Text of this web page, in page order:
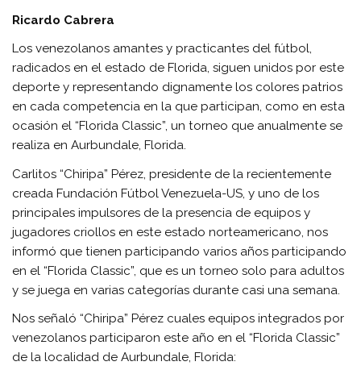
Ricardo Cabrera
Los venezolanos amantes y practicantes del fútbol,
radicados en el estado de Florida, siguen unidos por este
deporte y representando dignamente los colores patrios
en cada competencia en la que participan, como en esta
ocasión el “Florida Classic”, un torneo que anualmente se
realiza en Aurbundale, Florida.
Carlitos “Chiripa” Pérez, presidente de la recientemente
creada Fundación Fútbol Venezuela-US, y uno de los
principales impulsores de la presencia de equipos y
jugadores criollos en este estado norteamericano, nos
informó que tienen participando varios años participando
en el “Florida Classic”, que es un torneo solo para adultos
y se juega en varias categorías durante casi una semana.
Nos señaló “Chiripa” Pérez cuales equipos integrados por
venezolanos participaron este año en el “Florida Classic”
de la localidad de Aurbundale, Florida: